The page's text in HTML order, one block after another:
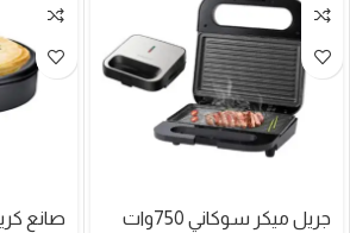
جريل ميكر سوكاني 750وات